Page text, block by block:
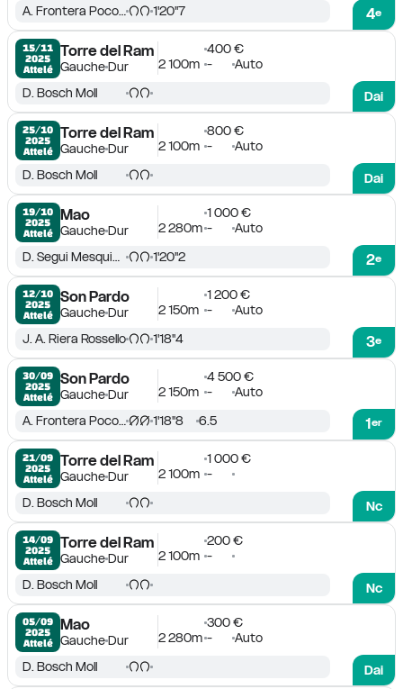
4e
A. Frontera Pocovi 1'20''7
15/11
2025
Attelé
Torre del Ram
GaucheDur
400 €
2 100m -
Auto
Dai
D. Bosch Moll
25/10
2025
Attelé
Torre del Ram
GaucheDur
800 €
2 100m -
Auto
Dai
D. Bosch Moll
19/10
2025
Attelé
Mao
GaucheDur
1 000 €
2 280m - Auto
2e
D. Segui Mesquida 1'20''2
12/10
2025
Attelé
Son Pardo
GaucheDur
1 200 €
2 150m - Auto
3e
J. A. Riera Rossello 1'18''4
30/09
2025
Attelé
Son Pardo
GaucheDur
4 500 €
2 150m - Auto
1er
A. Frontera Pocovi 1'18''8 6.5
21/09
2025
Attelé
Torre del Ram
GaucheDur
1 000 €
2 100m -
Nc
D. Bosch Moll
14/09
2025
Attelé
Torre del Ram
GaucheDur
200 €
2 100m -
Nc
D. Bosch Moll
05/09
2025
Attelé
Mao
GaucheDur
300 €
2 280m -
Auto
Dai
D. Bosch Moll